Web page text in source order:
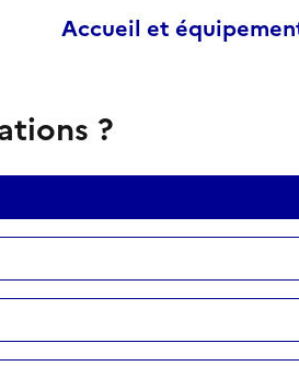
Accueil et
?